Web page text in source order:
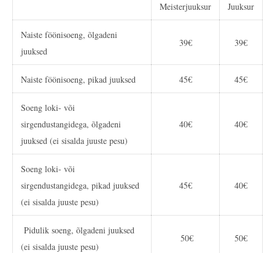
Meisterjuuksur Juuksur
Naiste föönisoeng, õlgadeni
juuksed
39€ 39€
Naiste föönisoeng, pikad juuksed 45€ 45€
Soeng loki- või
sirgendustangidega, õlgadeni
juuksed (ei sisalda juuste pesu)
40€ 40€
Soeng loki- või
sirgendustangidega, pikad juuksed
(ei sisalda juuste pesu)
45€ 40€
Pidulik soeng, õlgadeni juuksed
(ei sisalda juuste pesu)
50€ 50€